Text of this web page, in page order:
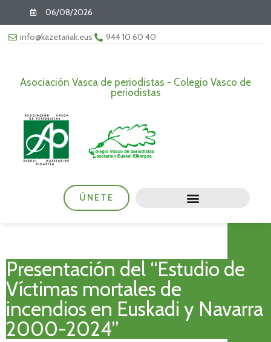
06/08/2026
info@kazetariak.eus 944 10 60 40
Asociación Vasca de periodistas - Colegio Vasco de
periodistas
ÚNETE
Presentación del “Estudio de
Víctimas mortales de
incendios en Euskadi y Navarra
2000-2024”